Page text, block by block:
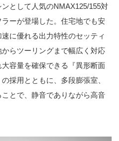
として人気のNMAX125/155対
ーが登場した。住宅地でも安
に優れる出力特性のセッティ
らツーリングまで幅広く対応
容量を確保できる『異形断面
採用とともに、多段膨張室、
とで、静音でありながら高音